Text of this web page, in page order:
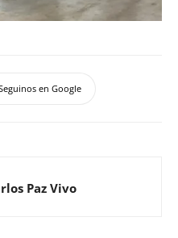
en Google
Paz Vivo